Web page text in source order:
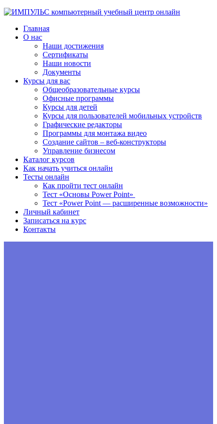
Главная
О нас
Наши достижения
Сертификаты
Наши новости
Документы
Курсы для вас
Общеобразовательные курсы
Офисные программы
Курсы для детей
Курсы для пользователей мобильных устройств
Графические редакторы
Программы для монтажа видео
Создание сайтов – веб-конструкторы
Управление бизнесом
Каталог курсов
Как начать учиться онлайн
Тесты онлайн
Как пройти тест онлайн
Тест «Основы Power Point»
Тест «Power Point — расширенные возможности»
Личный кабинет
Записаться на курс
Контакты